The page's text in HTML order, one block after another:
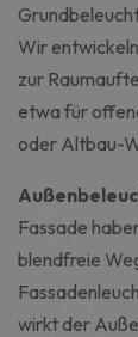
Wir
zur
etwa für
oder Altbau-
Fassade
blendfreie
wirkt der